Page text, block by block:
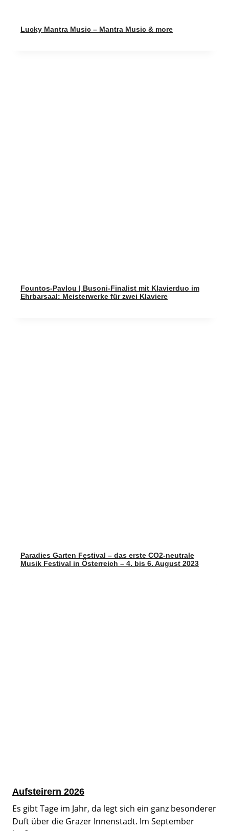
Lucky Mantra Music – Mantra Music & more
Fountos-Pavlou | Busoni-Finalist mit Klavierduo im
Ehrbarsaal: Meisterwerke für zwei Klaviere
Paradies Garten Festival – das erste CO2-neutrale
Musik Festival in Österreich – 4. bis 6. August 2023
Aufsteirern 2026
Es gibt Tage im Jahr, da legt sich ein ganz besonderer
Duft über die Grazer Innenstadt. Im September